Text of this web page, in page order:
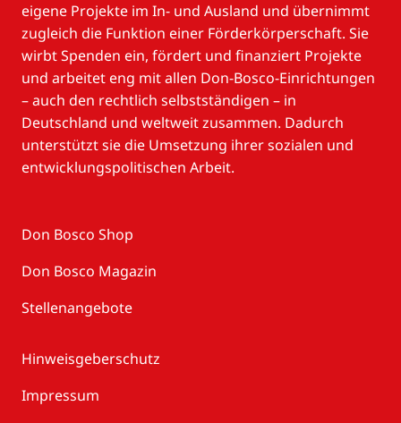
eigene Projekte im In- und Ausland und übernimmt
zugleich die Funktion einer Förderkörperschaft. Sie
wirbt Spenden ein, fördert und finanziert Projekte
und arbeitet eng mit allen Don-Bosco-Einrichtungen
– auch den rechtlich selbstständigen – in
Deutschland und weltweit zusammen. Dadurch
unterstützt sie die Umsetzung ihrer sozialen und
entwicklungspolitischen Arbeit.
Don Bosco Shop
Don Bosco Magazin
Stellenangebote
Hinweisgeberschutz
Impressum